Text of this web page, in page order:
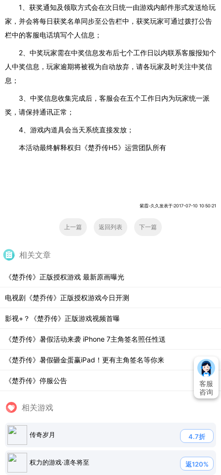
1、 获奖通知及领取方式会在次日统一由游戏内邮件形式发送给玩
家，并会将每日获奖名单同步至公告栏中，获奖玩家可通过拨打公告
栏中的客服电话填写个人信息；
2、 中奖玩家需在中奖信息发布后七个工作日以内联系客服报知个
人中奖信息，玩家逾期将被视为自动放弃，请各玩家及时关注中奖信
息；
3、 中奖信息收集完成后，客服会在五个工作日内为玩家统一派
奖，请保持通讯正常；
4、 游戏内道具会当天系统直接发放；
本活动最终解释权归《楚乔传H5》运营团队所有
紫霞-久久发表于:2017-07-10 10:50:21
上一篇 返回列表 下一篇
相关文章
《楚乔传》正版授权游戏 最新原画曝光
电视剧《楚乔传》正版授权游戏今日开测
影视+？《楚乔传》正版游戏视频首曝
《楚乔传》暑假活动来袭 iPhone 7主角签名照任性送
《楚乔传》暑假砸金蛋赢iPad！更有主角签名等你来
《楚乔传》停服公告
相关游戏
传奇岁月 4.7折
权力的游戏·凛冬将至 返120%
客服
咨询